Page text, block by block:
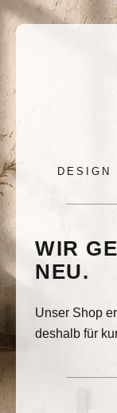
DESIGN
WIR
NEU.
Unser Shop
deshalb für